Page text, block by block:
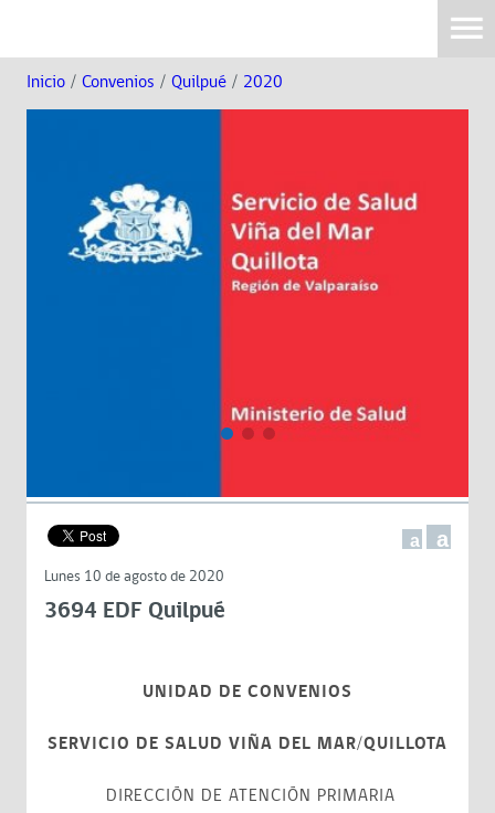
Inicio / Convenios / Quilpué / 2020
a a
Lunes 10 de agosto de 2020
3694 EDF Quilpué
UNIDAD DE CONVENIOS
SERVICIO DE SALUD VIÑA DEL MAR/QUILLOTA
DIRECCIÓN DE ATENCIÓN PRIMARIA